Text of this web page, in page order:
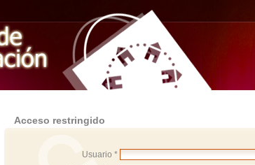
Acceso restringido
Usuario *